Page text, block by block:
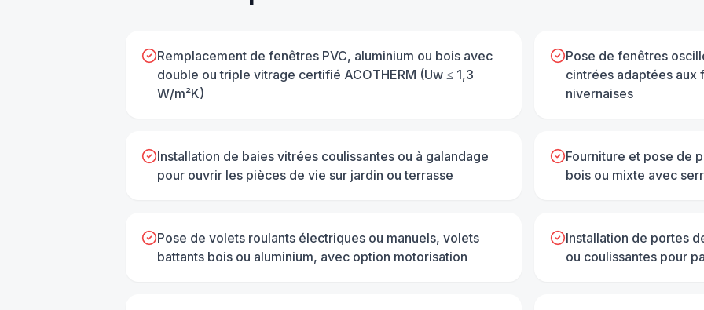
Remplacement de fenêtres PVC, aluminium ou bois avec
double ou triple vitrage certifié ACOTHERM (Uw ≤ 1,3
W/m²K)
Pose de fenêtres
cintrées adaptées aux
nivernaises
Installation de baies vitrées coulissantes ou à galandage
pour ouvrir les pièces de vie sur jardin ou terrasse
Fourniture et pose de
bois ou mixte avec
Pose de volets roulants électriques ou manuels, volets
battants bois ou aluminium, avec option motorisation
Installation de portes
ou coulissantes pour